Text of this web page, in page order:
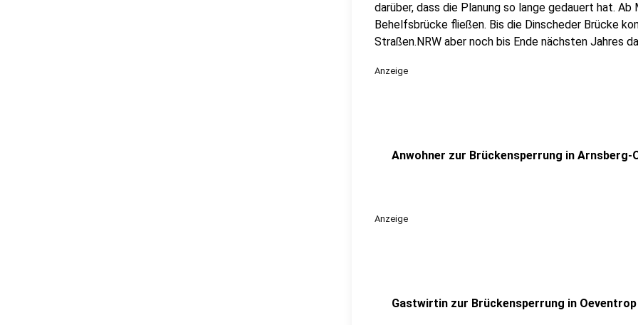
darüber, dass die Planung so lange gedauert hat. Ab
Behelfsbrücke fließen. Bis die Dinscheder Brücke
Straßen.NRW aber noch bis Ende nächsten Jahres
Anzeige
Anwohner zur Brückensperrung in Arnsberg-
Anzeige
Gastwirtin zur Brückensperrung in Oeventrop